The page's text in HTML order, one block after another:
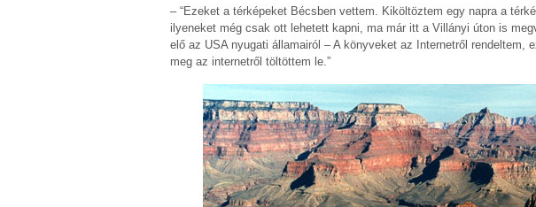
– “Ezeket a térképeket Bécsben vettem. Kiköltöztem egy napra a
ilyeneket még csak ott lehetett kapni, ma már itt a Villányi úton is
elő az USA nyugati államairól – A könyveket az Internetről
meg az internetről töltöttem le.”